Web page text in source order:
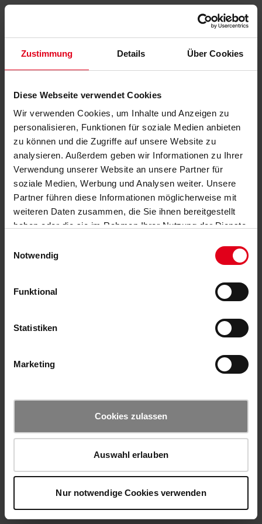
Zustimmung Details Über Cookies
Diese Webseite verwendet Cookies
Wir verwenden Cookies, um Inhalte und Anzeigen zu
personalisieren, Funktionen für soziale Medien anbieten
zu können und die Zugriffe auf unsere Website zu
analysieren. Außerdem geben wir Informationen zu Ihrer
Verwendung unserer Website an unsere Partner für
soziale Medien, Werbung und Analysen weiter. Unsere
Partner führen diese Informationen möglicherweise mit
weiteren Daten zusammen, die Sie ihnen bereitgestellt
haben oder die sie im Rahmen Ihrer Nutzung der Dienste
Notwendig
Funktional
Statistiken
Marketing
Cookies zulassen
Auswahl erlauben
Nur notwendige Cookies verwenden